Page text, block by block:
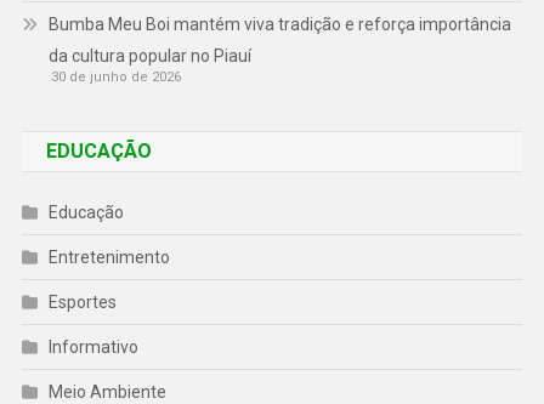
Bumba Meu Boi mantém viva tradição e reforça importância
da cultura popular no Piauí
30 de junho de 2026
EDUCAÇÃO
Educação
Entretenimento
Esportes
Informativo
Meio Ambiente